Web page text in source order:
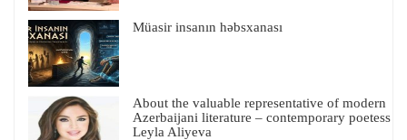
Müasir insanın həbsxanası
About the valuable representative of modern
Azerbaijani literature – contemporary poetess
Leyla Aliyeva